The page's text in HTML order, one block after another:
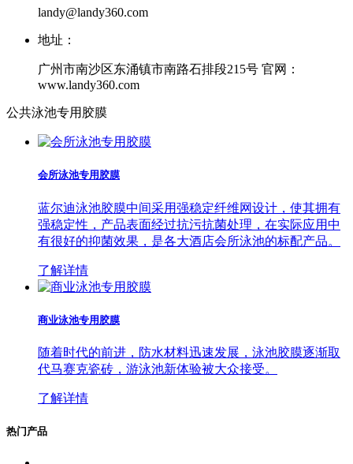
landy@landy360.com
地址：
广州市南沙区东涌镇市南路石排段215号 官网：
www.landy360.com
公共泳池专用胶膜
会所泳池专用胶膜
蓝尔迪泳池胶膜中间采用强稳定纤维网设计，使其拥有
强稳定性，产品表面经过抗污抗菌处理，在实际应用中
有很好的抑菌效果，是各大酒店会所泳池的标配产品。
了解详情
商业泳池专用胶膜
随着时代的前进，防水材料迅速发展，泳池胶膜逐渐取
代马赛克瓷砖，游泳池新体验被大众接受。
了解详情
热门产品